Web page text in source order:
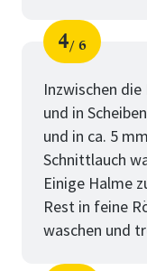
Schritt
4
von
6
Inzwischen
und in
und in ca. 5
Schnittlauch
Einige Halme
Rest in feine
waschen und